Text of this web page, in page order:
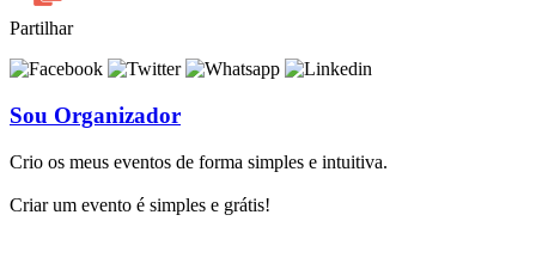
Partilhar
Sou Organizador
Crio os meus eventos de forma simples e intuitiva.
Criar um evento é simples e grátis!